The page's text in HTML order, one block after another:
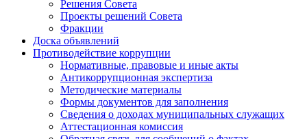
Решения Совета
Проекты решений Совета
Фракции
Доска объявлений
Противодействие коррупции
Нормативные, правовые и иные акты
Антикоррупционная экспертиза
Методические материалы
Формы документов для заполнения
Сведения о доходах муниципальных служащих
Аттестационная комиссия